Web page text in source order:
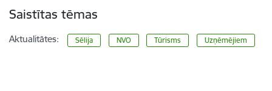
Saistītas tēmas
Aktualitātes: Sēlija NVO Tūrisms Uzņēmējiem